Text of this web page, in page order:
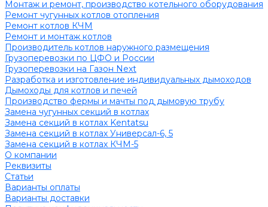
Монтаж и ремонт, производство котельного оборудования
Ремонт чугунных котлов отопления
Ремонт котлов КЧМ
Ремонт и монтаж котлов
Производитель котлов наружного размещения
Грузоперевозки по ЦФО и России
Грузоперевозки на Газон Next
Разработка и изготовление индивидуальных дымоходов
Дымоходы для котлов и печей
Производство фермы и мачты под дымовую трубу
Замена чугунных секций в котлах
Замена секций в котлах Kentatsu
Замена секций в котлах Универсал-6, 5
Замена секций в котлах КЧМ-5
О компании
Реквизиты
Статьи
Варианты оплаты
Варианты доставки